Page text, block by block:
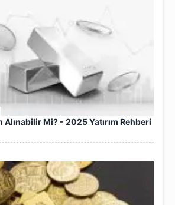
Alınabilir Mi? - 2025 Yatırım Rehberi